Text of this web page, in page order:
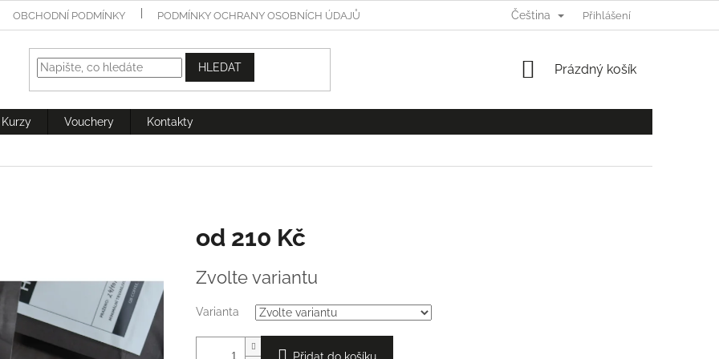
OBCHODNÍ PODMÍNKY PODMÍNKY OCHRANY OSOBNÍCH ÚDAJŮ Čeština Přihlášení
HLEDAT
NÁKUPNÍ
Prázdný košík
Kurzy Vouchery Kontakty
od 210 Kč
cena:
Zvolte variantu
Varianta